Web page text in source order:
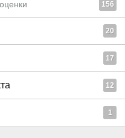
оценки 156
20
17
12
1